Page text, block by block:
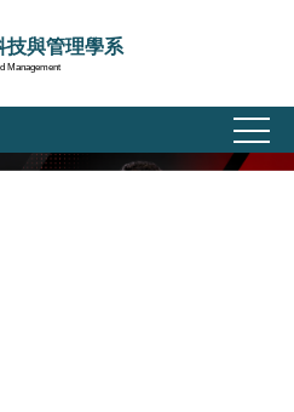
技與管理學系
Management